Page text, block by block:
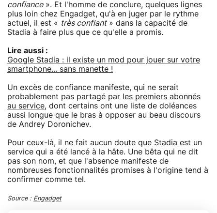
confiance». Et l'homme de conclure, quelques lignes
plus loin chez Engadget, qu'à en juger par le rythme
actuel, il est « très confiant» dans la capacité de
Stadia à faire plus que ce qu'elle a promis.
Lire aussi :
Google Stadia : il existe un mod pour jouer sur votre
smartphone... sans manette !
Un excès de confiance manifeste, qui ne serait
probablement pas partagé par les premiers abonnés
au service, dont certains ont une liste de doléances
aussi longue que le bras à opposer au beau discours
de Andrey Doronichev.
Pour ceux-là, il ne fait aucun doute que Stadia est un
service qui a été lancé à la hâte. Une bêta qui ne dit
pas son nom, et que l'absence manifeste de
nombreuses fonctionnalités promises à l'origine tend à
confirmer comme tel.
Source : Engadget